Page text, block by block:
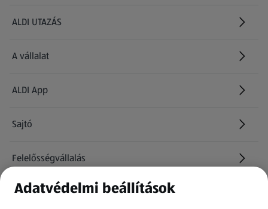
ALDI UTAZÁS
(új oldalon nyílik meg)
A vállalat
ALDI App
Sajtó
Felelősségvállalás
Információk
Adatvédelmi beállítások